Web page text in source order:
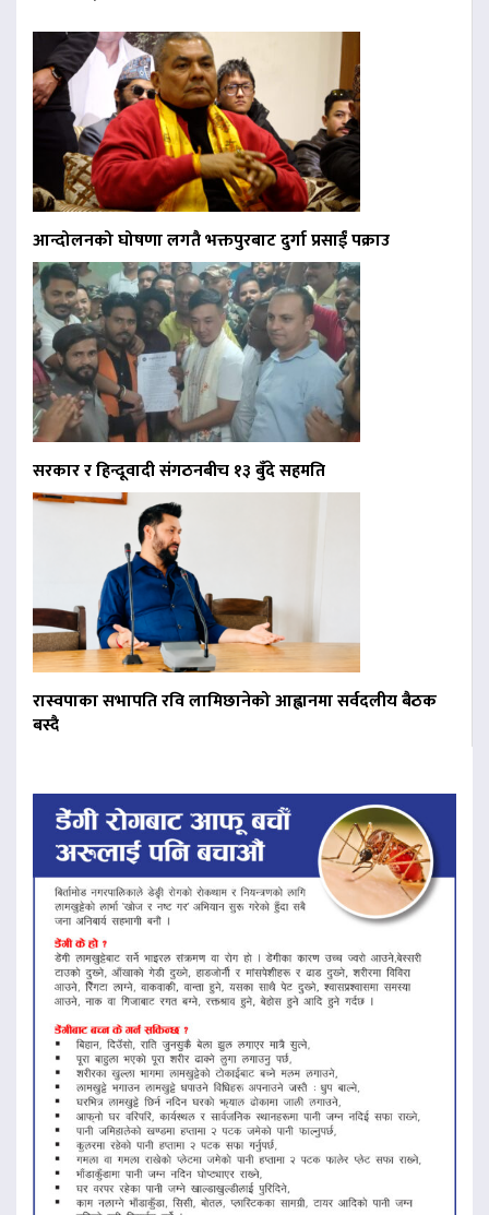
आन्दोलनको घोषणा लगतै भक्तपुरबाट दुर्गा प्रसाईं पक्राउ
सरकार र हिन्दूवादी संगठनबीच १३ बुँदे सहमति
रास्वपाका सभापति रवि लामिछानेको आह्वानमा सर्वदलीय बैठक
बस्दै